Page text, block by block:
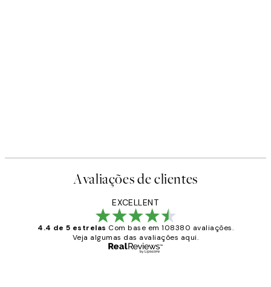
Avaliações de clientes
EXCELLENT
4.4 de 5 estrelas Com base em 108380 avaliações.
Veja algumas das avaliações aqui.